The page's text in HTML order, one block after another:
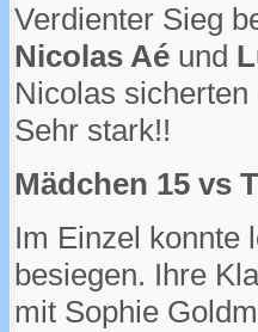
Verdienter Sieg
Nicolas Aé und
Nicolas
Sehr stark!!
Mädchen 15 vs
Im Einzel konnte
besiegen. Ihre
mit Sophie